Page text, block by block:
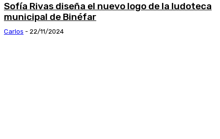
Sofía Rivas diseña el nuevo logo de la ludoteca
municipal de Binéfar
Carlos - 22/11/2024